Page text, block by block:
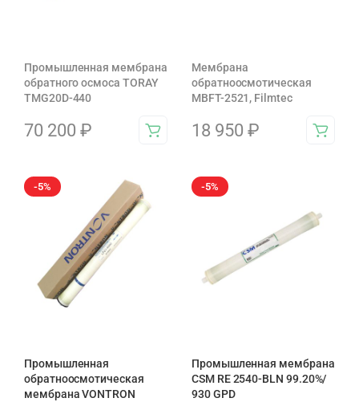
Промышленная мембрана
обратного осмоса TORAY
TMG20D-440
70 200 ₽
Мембрана
обратноосмотическая
MBFT-2521, Filmtec
18 950 ₽
-5%
Промышленная
обратноосмотическая
мембрана VONTRON
-5%
Промышленная мембрана
CSM RE 2540-BLN 99.20%/
930 GPD